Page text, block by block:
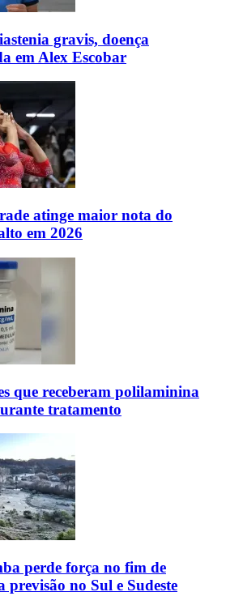
gravis, doença
em Alex Escobar
atinge maior nota do
em 2026
que receberam polilaminina
tratamento
perde força no fim de
previsão no Sul e Sudeste